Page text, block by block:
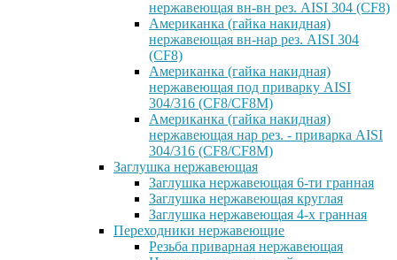
нержавеющая вн-вн рез. AISI 304 (CF8)
Американка (гайка накидная)
нержавеющая вн-нар рез. AISI 304
(CF8)
Американка (гайка накидная)
нержавеющая под приварку AISI
304/316 (CF8/CF8M)
Американка (гайка накидная)
нержавеющая нар рез. - приварка AISI
304/316 (CF8/CF8M)
Заглушка нержавеющая
Заглушка нержавеющая 6-ти гранная
Заглушка нержавеющая круглая
Заглушка нержавеющая 4-х гранная
Переходники нержавеющие
Резьба приварная нержавеющая